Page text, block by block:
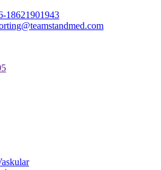
18621901943